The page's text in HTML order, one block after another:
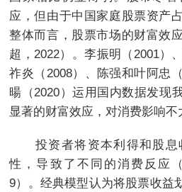
应，但由于中国家庭股票资产
整体而言，股票市场的财富效
超，2022）。李振明（2001）
祚炎（2008）、陈强和叶阿忠
暘（2020）运用国内数据发现
显著的财富效应，对消费影响不
投资者将资本利得和股息
性，导致了不同的消费反应
9）。经典模型认为将股票收益